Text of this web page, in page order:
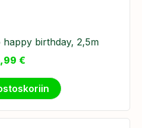
happy birthday, 2,5m
€